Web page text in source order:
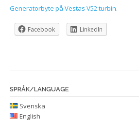
Generatorbyte på Vestas V52 turbin.
Facebook LinkedIn
SPRÅK/LANGUAGE
Svenska
English